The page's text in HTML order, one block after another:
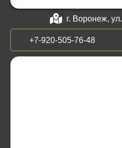
г. Воронеж,
+7-920-505-76-48